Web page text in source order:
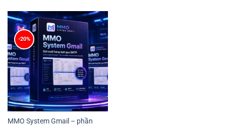
-20%
MMO System Gmail – phần